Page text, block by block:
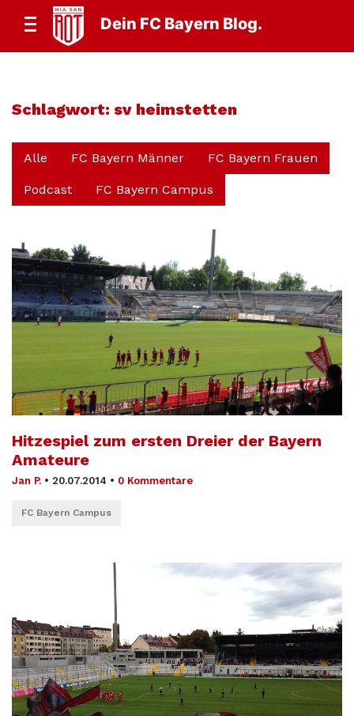
Dein FC Bayern Blog.
Schlagwort: sv heimstetten
Alle FC Bayern Männer FC Bayern Frauen
Podcast FC Bayern Campus
Hitzespiel zum ersten Dreier der Bayern
Amateure
Jan P. • 20.07.2014 • 0 Kommentare
FC Bayern Campus